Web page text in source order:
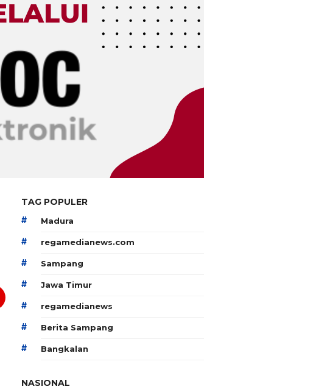
TAG POPULER
# Madura
# regamedianews.com
# Sampang
# Jawa Timur
# regamedianews
# Berita Sampang
# Bangkalan
NASIONAL